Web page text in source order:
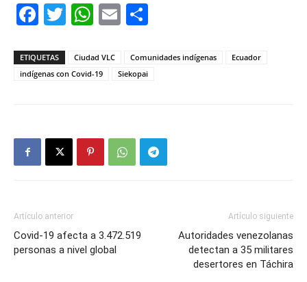
Facebook
Twitter
WhatsApp
Email
ETIQUETAS Ciudad VLC Comunidades indígenas
Ecuador
indígenas con Covid-19
Siekopai
Artículo anterior
Covid-19 afecta a 3.472.519
personas a nivel global
Artículo siguiente
Autoridades venezolanas
detectan a 35 militares
desertores en Táchira